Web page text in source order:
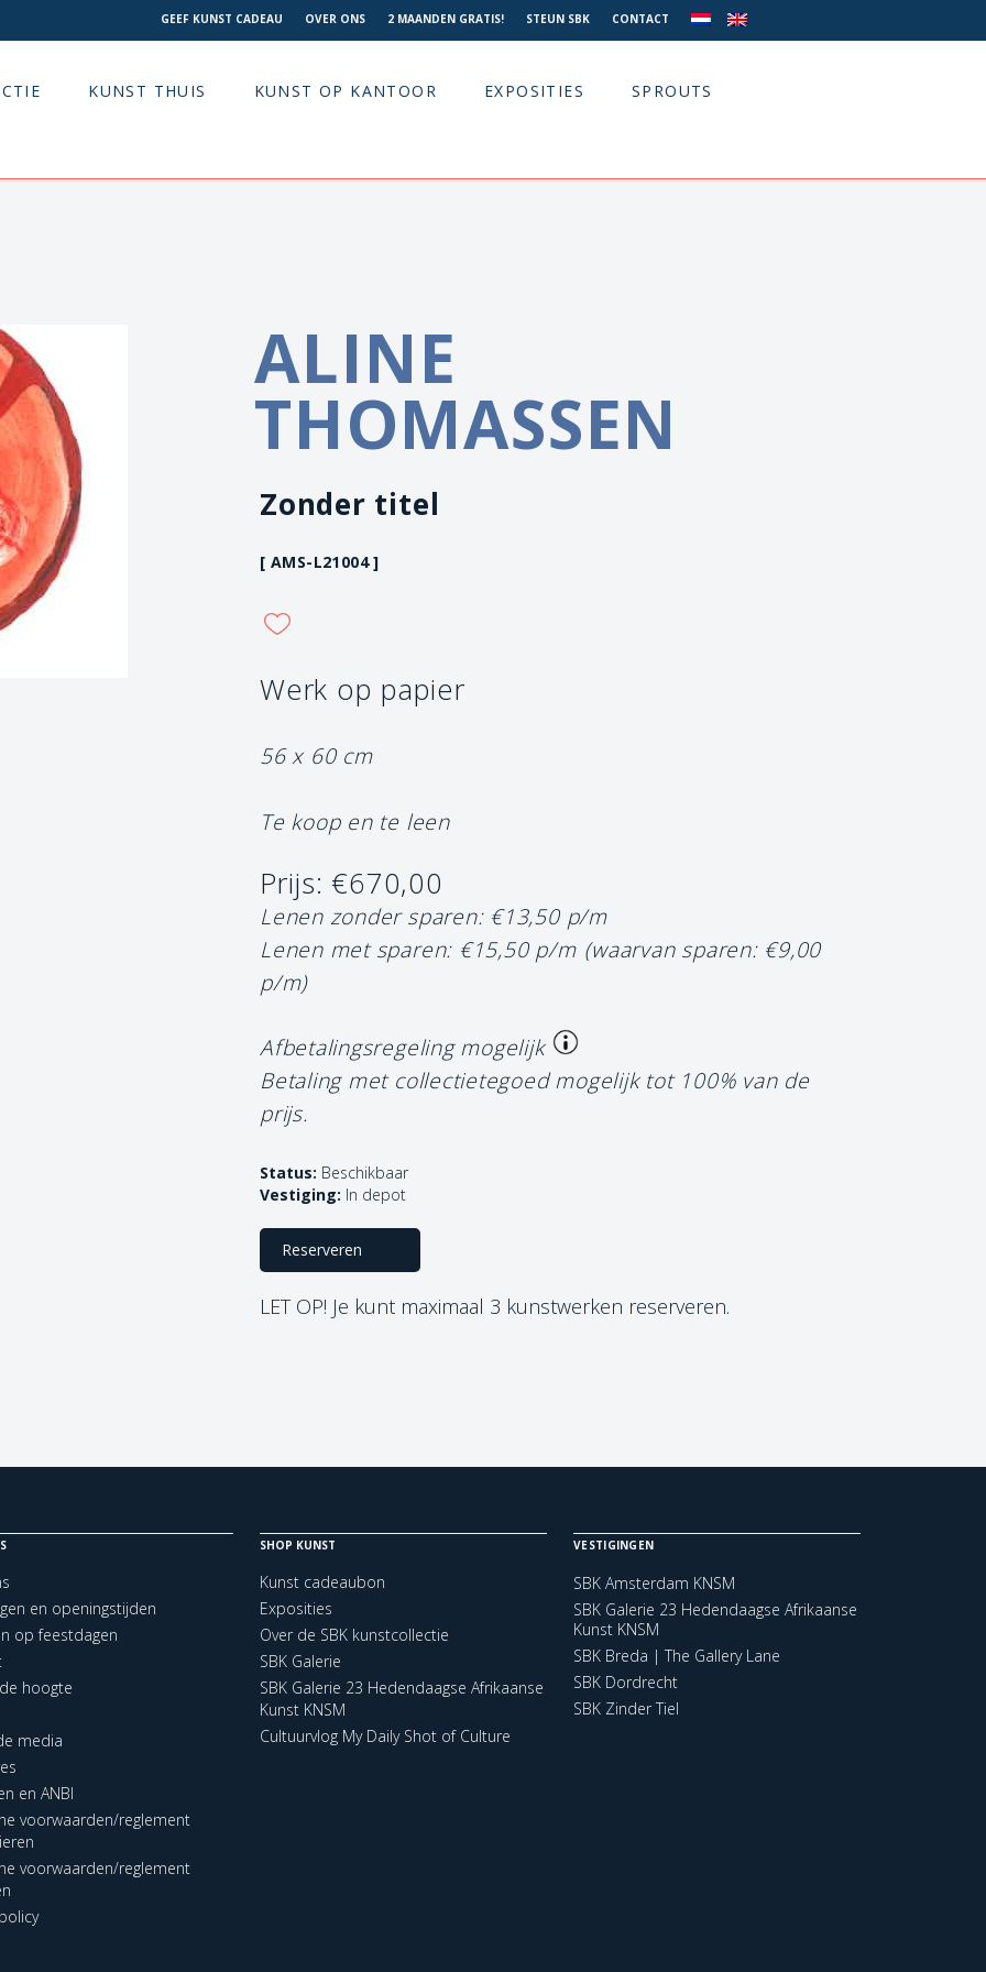
GEEF KUNST CADEAU OVER ONS 2 MAANDEN GRATIS! STEUN SBK CONTACT
KUNST THUIS KUNST OP KANTOOR EXPOSITIES SPROUTS
ALINE
THOMASSEN
Zonder titel
[ AMS-L21004 ]
Werk op papier
56 x 60 cm
Te koop en te leen
Prijs: €670,00
Lenen zonder sparen: €13,50 p/m
Lenen met sparen: €15,50 p/m (waarvan sparen: €9,00
p/m)
Afbetalingsregeling mogelijk
Betaling met collectietegoed mogelijk tot 100% van de
prijs.
Status: Beschikbaar
Vestiging: In depot
Reserveren
LET OP! Je kunt maximaal 3 kunstwerken reserveren.
en openingstijden
op feestdagen
hoogte
media
en ANBI
voorwaarden/reglement
voorwaarden/reglement
SHOP KUNST
Kunst cadeaubon
Exposities
Over de SBK kunstcollectie
SBK Galerie
SBK Galerie 23 Hedendaagse Afrikaanse
Kunst KNSM
Cultuurvlog My Daily Shot of Culture
VESTIGINGEN
SBK Amsterdam KNSM
SBK Galerie 23 Hedendaagse Afrikaanse
Kunst KNSM
SBK Breda | The Gallery Lane
SBK Dordrecht
SBK Zinder Tiel